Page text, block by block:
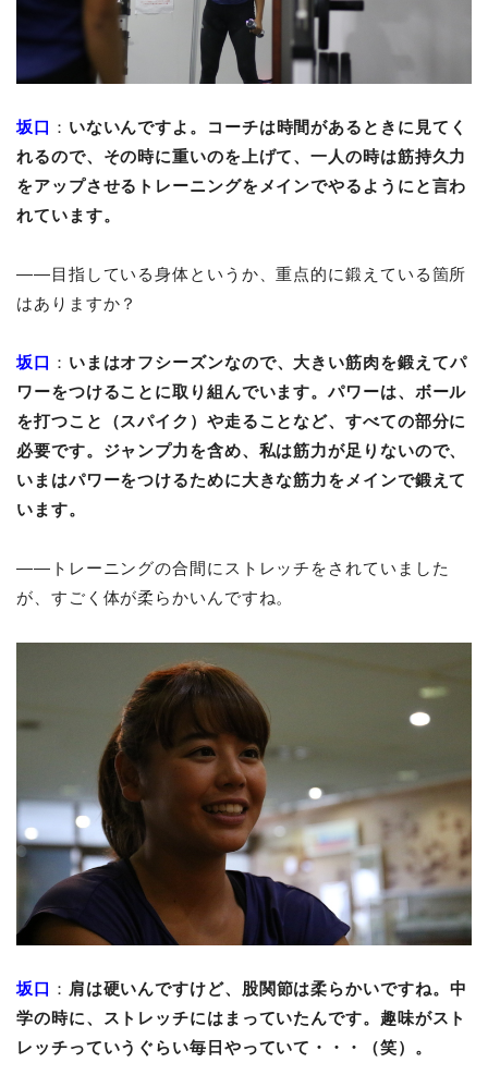
坂口 ： いないんですよ。コーチは時間があるときに見てく
れるので、その時に重いのを上げて、一人の時は筋持久力
をアップさせるトレーニングをメインでやるようにと言わ
れています。
――目指している身体というか、重点的に鍛えている箇所
はありますか？
坂口 ： いまはオフシーズンなので、大きい筋肉を鍛えてパ
ワーをつけることに取り組んでいます。パワーは、ボール
を打つこと（スパイク）や走ることなど、すべての部分に
必要です。ジャンプ力を含め、私は筋力が足りないので、
いまはパワーをつけるために大きな筋力をメインで鍛えて
います。
――トレーニングの合間にストレッチをされていました
が、すごく体が柔らかいんですね。
坂口 ： 肩は硬いんですけど、股関節は柔らかいですね。中
学の時に、ストレッチにはまっていたんです。趣味がスト
レッチっていうぐらい毎日やっていて・・・（笑）。